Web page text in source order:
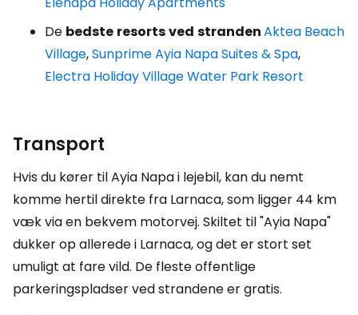
De bedste resortsved strandenAktea Beach
Village,Sunprime Ayia Napa Suites & Spa,
Electra Holiday Village Water Park Resort
Transport
Hvis du kører til Ayia Napa i lejebil, kan du nemt
komme hertil direkte fra Larnaca, som ligger 44 km
væk via en bekvem motorvej. Skiltet til "Ayia Napa"
dukker op allerede i Larnaca, og det er stort set
umuligt at fare vild. De fleste offentlige
parkeringspladser ved strandene er gratis.